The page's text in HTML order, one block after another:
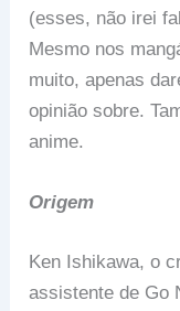
(esses, não irei
Mesmo nos
muito, apenas
opinião sobre.
anime.
Origem
Ken Ishikawa, o
assistente de Go